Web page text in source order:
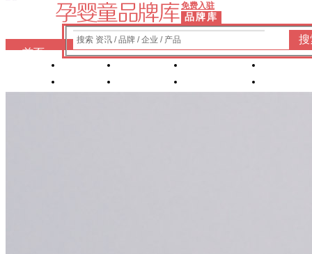
免费入驻
品牌库
搜索 资讯 / 品牌 / 企业 / 产品
搜
首页